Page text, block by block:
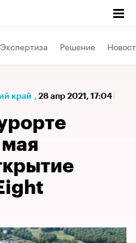
Экспертиза Решение
край , 28 апр 2021, 17:04